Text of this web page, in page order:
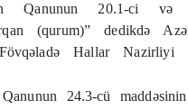
Qanunun 20.1-ci və
(qurum)” dedikdə
Fövqəladə Hallar Nazirliyi
24.3-cü